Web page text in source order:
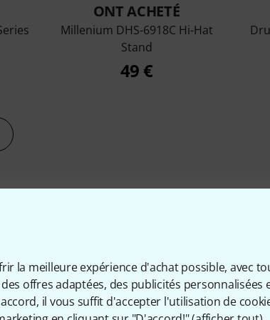
la meilleure expérience d'achat possible, avec
offres adaptées, des publicités personnalisées
il vous suffit d'accepter l'utilisation de
ONT ACHETÉ
Millenium DHS-6918C Hi-Hat
Stand
49 €
appropriés